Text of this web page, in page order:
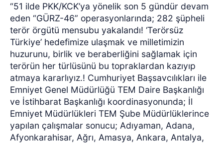
“51 ilde PKK/KCK’ya yönelik son 5 gündür devam
eden “GÜRZ-46” operasyonlarında; 282 şüpheli
terör örgütü mensubu yakalandı!‘Terörsüz
Türkiye’ hedefimize ulaşmak ve milletimizin
huzurunu, birlik ve beraberliğini sağlamak için
terörün her türlüsünü bu topraklardan kazıyıp
atmaya kararlıyız.! Cumhuriyet Başsavcılıkları ile
Emniyet Genel Müdürlüğü TEM Daire Başkanlığı
ve İstihbarat Başkanlığı koordinasyonunda; İl
Emniyet Müdürlükleri TEM Şube Müdürlüklerince
yapılan çalışmalar sonucu; Adıyaman, Adana,
Afyonkarahisar, Ağrı, Amasya, Ankara, Antalya,